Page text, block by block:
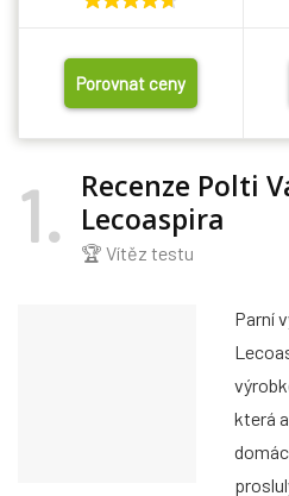
Porovnat ceny
1
Recenze Polti
Lecoaspira
🏆 Vítěz testu
Parní
která